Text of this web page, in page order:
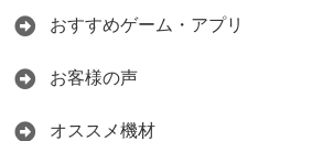
おすすめゲーム・アプリ
お客様の声
オススメ機材